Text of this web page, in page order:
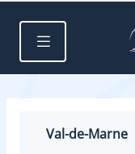
Val-de-Marne